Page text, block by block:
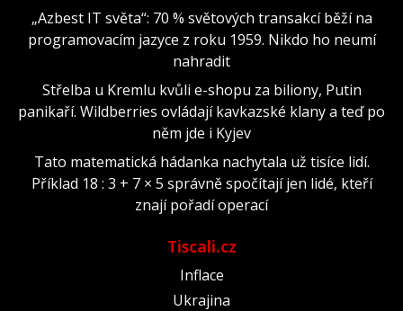
„Azbest IT světa“: 70 % světových transakcí běží na
programovacím jazyce z roku 1959. Nikdo ho neumí
nahradit
Střelba u Kremlu kvůli e-shopu za biliony, Putin
panikaří. Wildberries ovládají kavkazské klany a teď po
něm jde i Kyjev
Tato matematická hádanka nachytala už tisíce lidí.
Příklad 18 : 3 + 7 × 5 správně spočítají jen lidé, kteří
znají pořadí operací
Tiscali.cz
Inflace
Ukrajina